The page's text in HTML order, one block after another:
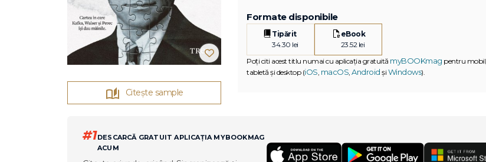
Citește sample
Formate disponibile
Tipărit
34.30 lei
eBook
23.52 lei
Poți citi acest titlu numai cu aplicația gratuită myBOOKmag pentru mobil,
tabletă și desktop (iOS macOS Android și Windows).
#1DESCARCĂ GRATUIT APLICAȚIA MYBOOKMAG
ACUM